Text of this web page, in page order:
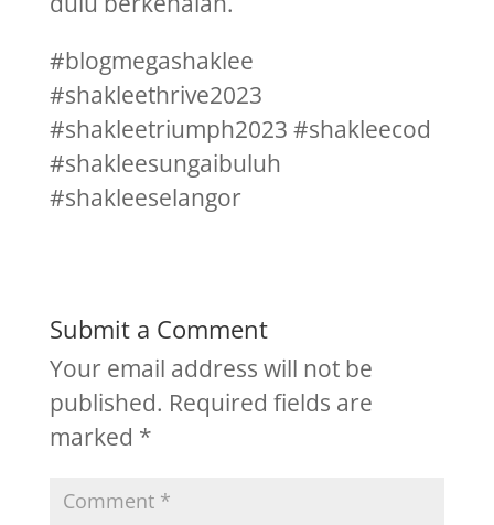
#blogmegashaklee
#shakleethrive2023
#shakleetriumph2023 #shakleecod
#shakleesungaibuluh
#shakleeselangor
Submit a Comment
Your email address will not be
published. Required fields are
marked *